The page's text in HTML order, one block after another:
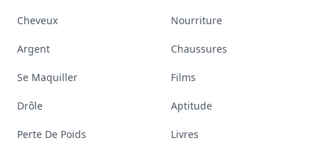
Cheveux Nourriture
Argent Chaussures
Se Maquiller Films
Drôle Aptitude
Perte De Poids Livres